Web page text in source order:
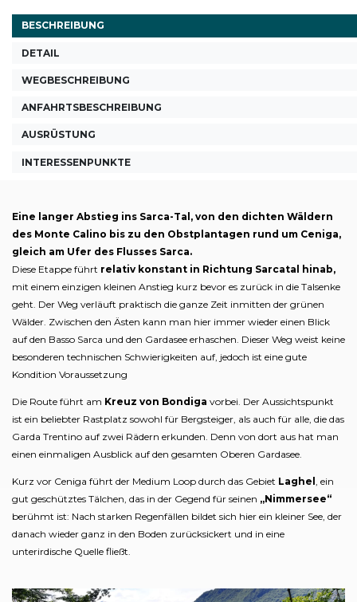
BESCHREIBUNG
DETAIL
WEGBESCHREIBUNG
ANFAHRTSBESCHREIBUNG
AUSRÜSTUNG
INTERESSENPUNKTE
Eine langer Abstieg ins Sarca-Tal, von den dichten Wäldern
des Monte Calino bis zu den Obstplantagen rund um Ceniga,
gleich am Ufer des Flusses Sarca.
Diese Etappe führt relativ konstant in Richtung Sarcatal hinab,
mit einem einzigen kleinen Anstieg kurz bevor es zurück in die Talsenke
geht. Der Weg verläuft praktisch die ganze Zeit inmitten der grünen
Wälder. Zwischen den Ästen kann man hier immer wieder einen Blick
auf den Basso Sarca und den Gardasee erhaschen. Dieser Weg weist keine
besonderen technischen Schwierigkeiten auf, jedoch ist eine gute
Kondition Voraussetzung
Die Route führt am Kreuz von Bondiga vorbei. Der Aussichtspunkt
ist ein beliebter Rastplatz sowohl für Bergsteiger, als auch für alle, die das
Garda Trentino auf zwei Rädern erkunden. Denn von dort aus hat man
einen einmaligen Ausblick auf den gesamten Oberen Gardasee.
Kurz vor Ceniga führt der Medium Loop durch das Gebiet Laghel , ein
gut geschütztes Tälchen, das in der Gegend für seinen „Nimmersee“
berühmt ist: Nach starken Regenfällen bildet sich hier ein kleiner See, der
danach wieder ganz in den Boden zurücksickert und in eine
unterirdische Quelle fließt.